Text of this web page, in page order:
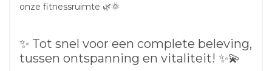
onze fitnessruimte 🌿🌞
✨ Tot snel voor een complete beleving,
tussen ontspanning en vitaliteit! ✨💫